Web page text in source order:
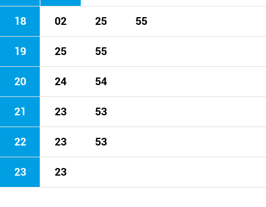
18 02 25 55
19 25 55
20 24 54
21 23 53
22 23 53
23 23